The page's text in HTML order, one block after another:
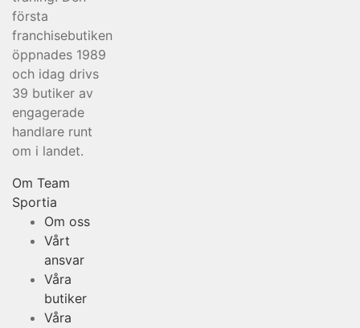
första
franchisebutiken
öppnades 1989
och idag drivs
39 butiker av
engagerade
handlare runt
om i landet.
Om Team
Sportia
Om oss
Vårt
ansvar
Våra
butiker
Våra